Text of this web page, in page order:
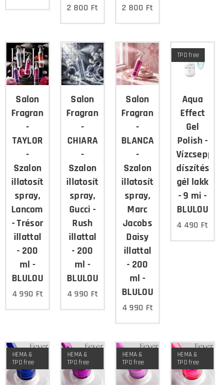
2 800 Ft 2 800 Ft
Salon
Fragrance
-
TAYLOR
-
Szalon
illatosító
spray,
Lancome
- Trésor
illattal
- 200
ml -
BLULOU
4 990 Ft
Salon
Fragrance
-
CHIARA
-
Szalon
illatosító
spray,
Gucci -
Rush
illattal
- 200
ml -
BLULOU
4 990 Ft
Salon
Fragrance
-
BLANCA
-
Szalon
illatosító
spray,
Marc
Jacobs
Daisy
illattal
- 200
ml -
BLULOU
4 990 Ft
Aqua
Effect
Gel
Polish -
Vízcsepp
díszítés,
gél lakk
- 9 mi -
BLULOU
TPO free
4 490 Ft
HEMA &
TPO free
HEMA &
TPO free
HEMA &
TPO free
HEMA &
TPO free